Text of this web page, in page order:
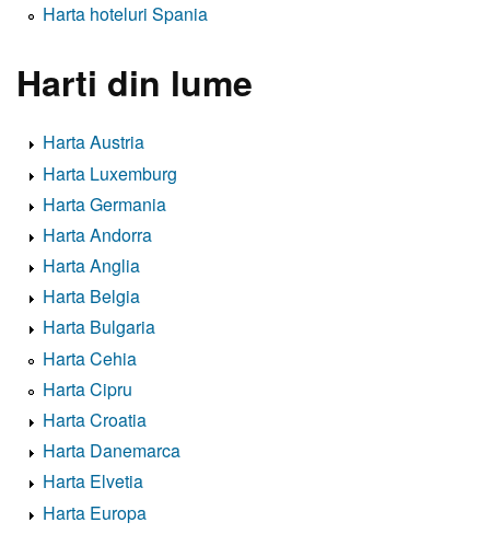
Harta hoteluri Spania
Harti din lume
Harta Austria
Harta Luxemburg
Harta Germania
Harta Andorra
Harta Anglia
Harta Belgia
Harta Bulgaria
Harta Cehia
Harta Cipru
Harta Croatia
Harta Danemarca
Harta Elvetia
Harta Europa